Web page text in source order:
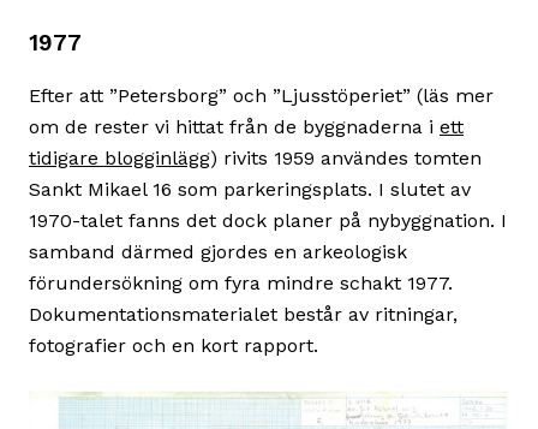
1977
Efter att ”Petersborg” och ”Ljusstöperiet” (läs mer
om de rester vi hittat från de byggnaderna i ett
tidigare blogginlägg) rivits 1959 användes tomten
Sankt Mikael 16 som parkeringsplats. I slutet av
1970-talet fanns det dock planer på nybyggnation. I
samband därmed gjordes en arkeologisk
förundersökning om fyra mindre schakt 1977.
Dokumentationsmaterialet består av ritningar,
fotografier och en kort rapport.